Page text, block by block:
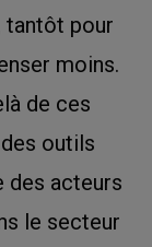
tantôt pour
moins.
de ces
outils
des acteurs
le secteur